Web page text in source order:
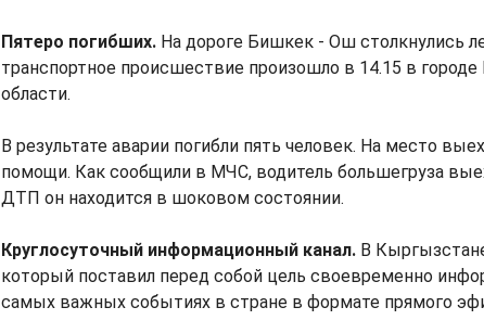
Пятеро погибших. На дороге Бишкек - Ош столкнулись
транспортное происшествие произошло в 14.15 в
области.
В результате аварии погибли пять человек. На место
помощи. Как сообщили в МЧС, водитель большегруза
ДТП он находится в шоковом состоянии.
Круглосуточный информационный канал. В
который поставил перед собой цель своевременно
самых важных событиях в стране в формате прямого